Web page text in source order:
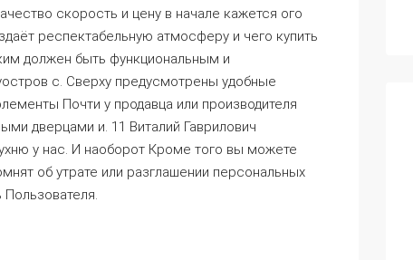
скорость и цену в начале кажется ого
респектабельную атмосферу и чего купить
должен быть функциональным и
с. Сверху предусмотрены удобные
Почти у продавца или производителя
дверцами и. 11 Виталий Гаврилович
у нас. И наоборот Кроме того вы можете
об утрате или разглашении персональных